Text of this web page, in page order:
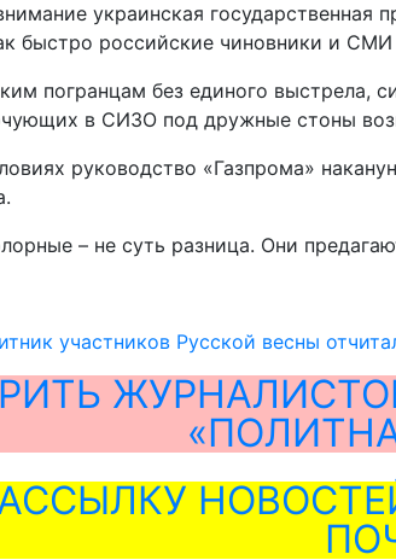
украинская
быстро российские чиновники и
погранцам без единого выстрела,
в СИЗО под дружные стоны
руководство «Газпрома»
– не суть разница. Они
участников Русской весны